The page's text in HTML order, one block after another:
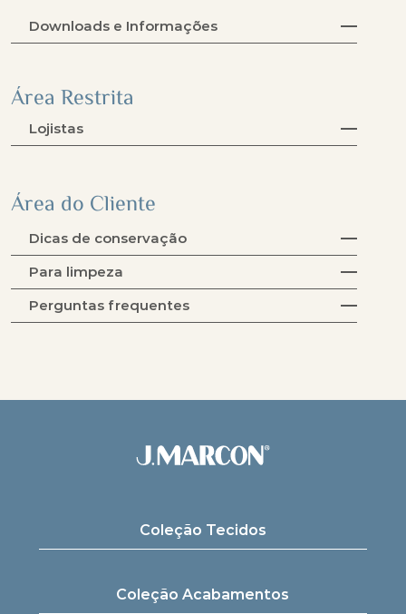
Downloads e Informações
Área Restrita
Lojistas
Área do Cliente
Dicas de conservação
Para limpeza
Perguntas frequentes
Coleção Tecidos
Coleção Acabamentos